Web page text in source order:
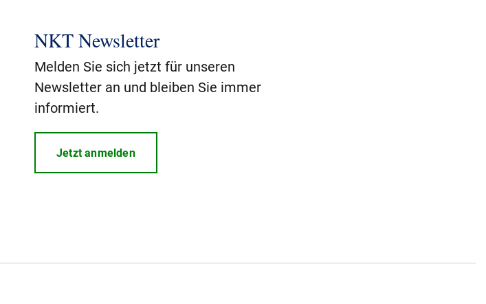
NKT Newsletter
Melden Sie sich jetzt für unseren
Newsletter an und bleiben Sie immer
informiert.
Jetzt anmelden